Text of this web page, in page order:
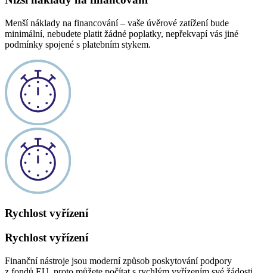
Menší náklady na financování – vaše úvěrové zatížení bude
minimální, nebudete platit žádné poplatky, nepřekvapí vás jiné
podmínky spojené s platebním stykem.
Rychlost vyřízení
Rychlost vyřízení
Finanční nástroje jsou moderní způsob poskytování podpory